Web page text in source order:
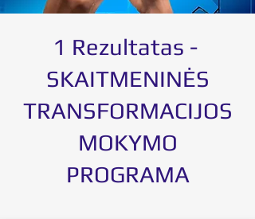
1 Rezultatas -
SKAITMENINĖS
TRANSFORMACIJOS
MOKYMO
PROGRAMA